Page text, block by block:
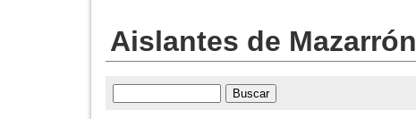
Aislantes de Mazarrón